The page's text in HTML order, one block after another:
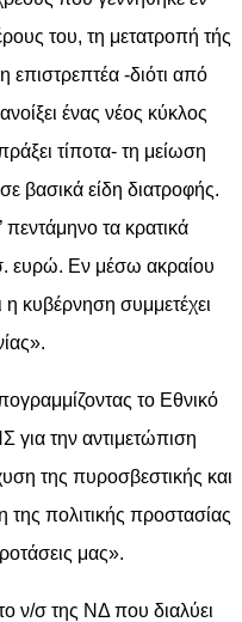
του, τη μετατροπή τής
επιστρεπτέα -διότι από
ένας νέος κύκλος
τίποτα- τη μείωση
βασικά είδη διατροφής.
πεντάμηνο τα κρατικά
ευρώ. Εν μέσω ακραίου
η κυβέρνηση συμμετέχει
το Εθνικό
για την αντιμετώπιση
της πυροσβεστικής και
πολιτικής προστασίας
μας».
ν/σ της ΝΔ που διαλύει